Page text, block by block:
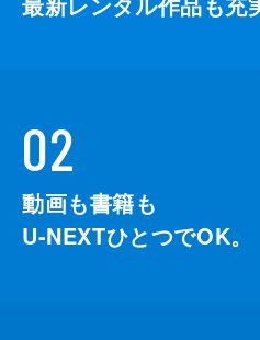
02
動画も書籍も
U-NEXTひとつでOK。